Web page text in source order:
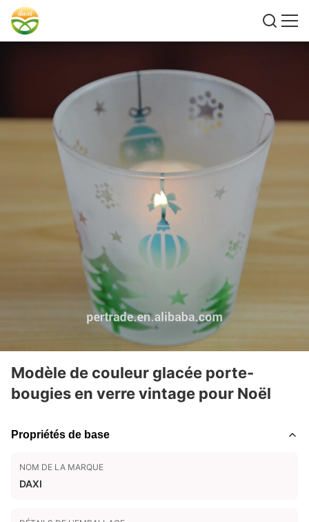
Modèle de couleur glacée porte-
bougies en verre vintage pour Noël
Propriétés de base
NOM DE LA MARQUE
DAXI